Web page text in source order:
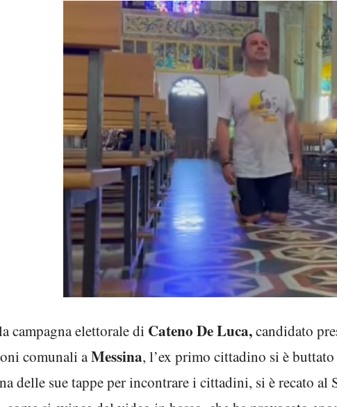
campagna elettorale di Cateno De Luca,candidato
comunali aMessina, l’ex primo cittadino si è
delle sue tappe per incontrare i cittadini, si è recato